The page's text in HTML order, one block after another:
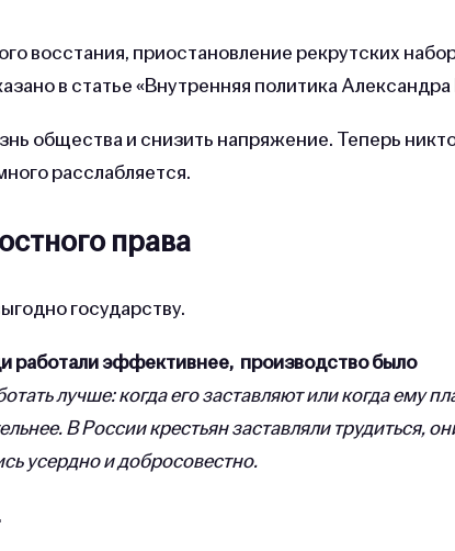
восстания, приостановление рекрутских
в статье «Внутренняя политика Александра
общества и снизить напряжение. Теперь
расслабляется.
права
государству.
работали эффективнее, производство было
лучше: когда его заставляют или когда ему
В России крестьян заставляли трудиться,
усердно и добросовестно.